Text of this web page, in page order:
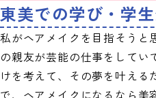
東美での学び・学
私がヘアメイクを目指そうと
の親友が芸能の仕事をして
けを考えて、その夢を叶え
で、ヘアメイクになるなら美